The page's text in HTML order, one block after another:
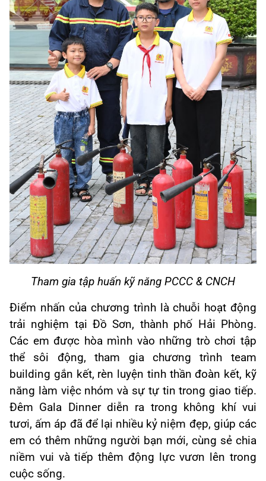
Tham gia tập huấn kỹ năng PCCC & CNCH
Điểm nhấn của chương trình là chuỗi hoạt động
trải nghiệm tại Đồ Sơn, thành phố Hải Phòng.
Các em được hòa mình vào những trò chơi tập
thể sôi động, tham gia chương trình team
building gắn kết, rèn luyện tinh thần đoàn kết, kỹ
năng làm việc nhóm và sự tự tin trong giao tiếp.
Đêm Gala Dinner diễn ra trong không khí vui
tươi, ấm áp đã để lại nhiều kỷ niệm đẹp, giúp các
em có thêm những người bạn mới, cùng sẻ chia
niềm vui và tiếp thêm động lực vươn lên trong
cuộc sống.